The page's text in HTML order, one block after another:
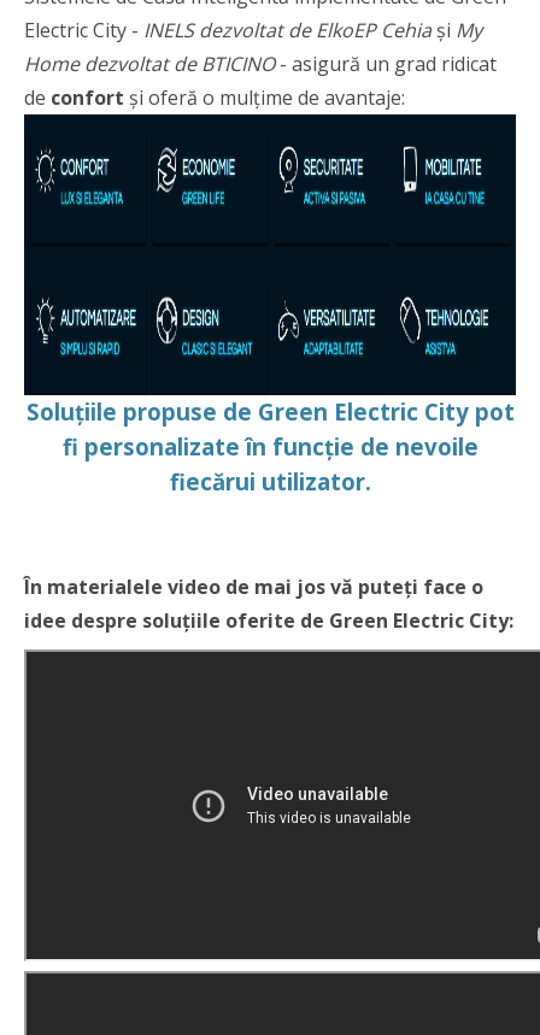
Electric City - INELS dezvoltat de ElkoEP Cehia și My
Home dezvoltat de BTICINO- asigură un grad ridicat
de confort și oferă o mulțime de avantaje:
Soluțiile propuse de Green Electric City pot
fi personalizate în funcție de nevoile
fiecărui utilizator.
În materialele video de mai jos vă puteți face o
idee despre soluțiile oferite de Green Electric City: